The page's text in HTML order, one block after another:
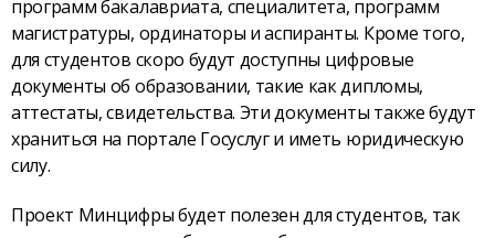
программ бакалавриата, специалитета, программ
магистратуры, ординаторы и аспиранты. Кроме того,
для студентов скоро будут доступны цифровые
документы об образовании, такие как дипломы,
аттестаты, свидетельства. Эти документы также будут
храниться на портале Госуслуг и иметь юридическую
силу.
Проект Минцифры будет полезен для студентов, так